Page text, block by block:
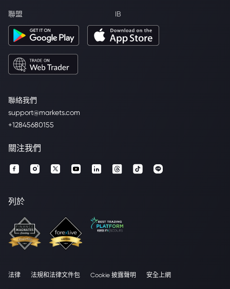
聯絡我們
support@markets.com
+12845680155
聯盟 IB
關注我們
列於
法律 法規和法律文件包 Cookie 披露聲明 安全上網